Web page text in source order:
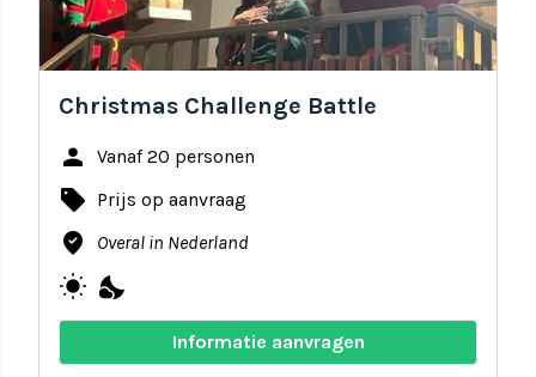
Christmas Challenge Battle
person Vanaf 20 personen
local_offer Prijs op aanvraag
where_to_vote Overal in Nederland
wb_sunny nights_stay
Informatie aanvragen